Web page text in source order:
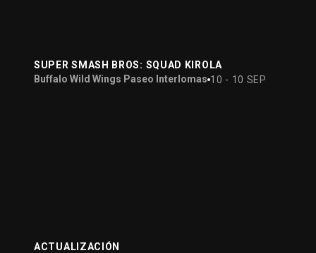
SUPER SMASH BROS: SQUAD KIROLA
Buffalo Wild Wings Paseo Interlomas 10 - 10 SEP
ACTUALIZACIÓN